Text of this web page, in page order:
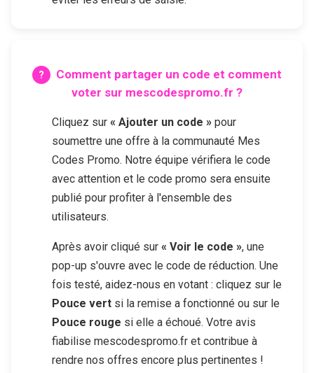
Comment partager un code et comment
voter sur mescodespromo.fr ?
Cliquez sur « Ajouter un code » pour
soumettre une offre à la communauté Mes
Codes Promo. Notre équipe vérifiera le code
avec attention et le code promo sera ensuite
publié pour profiter à l'ensemble des
utilisateurs.
Après avoir cliqué sur « Voir le code », une
pop-up s'ouvre avec le code de réduction. Une
fois testé, aidez-nous en votant : cliquez sur le
Pouce vert si la remise a fonctionné ou sur le
Pouce rouge si elle a échoué. Votre avis
fiabilise mescodespromo.fr et contribue à
rendre nos offres encore plus pertinentes !